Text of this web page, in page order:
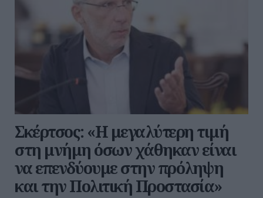
Σκέρτσος: «Η μεγαλύτερη τιμή
στη μνήμη όσων χάθηκαν είναι
να επενδύουμε στην πρόληψη
και την Πολιτική Προστασία»